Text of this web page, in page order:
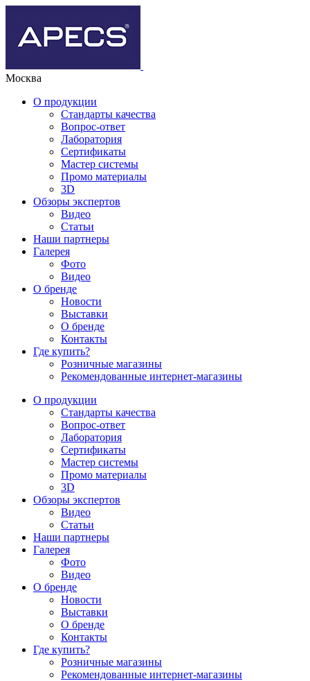
Москва
О продукции
Стандарты качества
Вопрос-ответ
Лаборатория
Сертификаты
Мастер системы
Промо материалы
3D
Обзоры экспертов
Видео
Статьи
Наши партнеры
Галерея
Фото
Видео
О бренде
Новости
Выставки
О бренде
Контакты
Где купить?
Розничные магазины
Рекомендованные интернет-магазины
О продукции
Стандарты качества
Вопрос-ответ
Лаборатория
Сертификаты
Мастер системы
Промо материалы
3D
Обзоры экспертов
Видео
Статьи
Наши партнеры
Галерея
Фото
Видео
О бренде
Новости
Выставки
О бренде
Контакты
Где купить?
Розничные магазины
Рекомендованные интернет-магазины